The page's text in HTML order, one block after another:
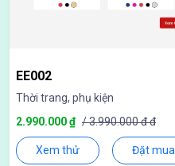
EE002
Thời trang, phụ kiện
2.990.000 ₫ / 3.990.000 đ đ
Xem thử Đặt mua